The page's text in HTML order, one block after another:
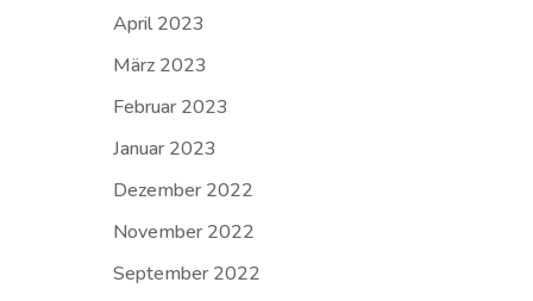
April 2023
März 2023
Februar 2023
Januar 2023
Dezember 2022
November 2022
September 2022